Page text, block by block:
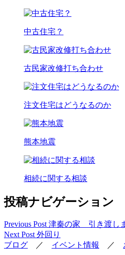
中古住宅？
古民家改修打ち合わせ
注文住宅はどうなるのか
熊本地震
相続に関する相談
投稿ナビゲーション
Previous Post津秦の家 引き渡し
Next Post外回り
ブログ ／ イベント情報 ／